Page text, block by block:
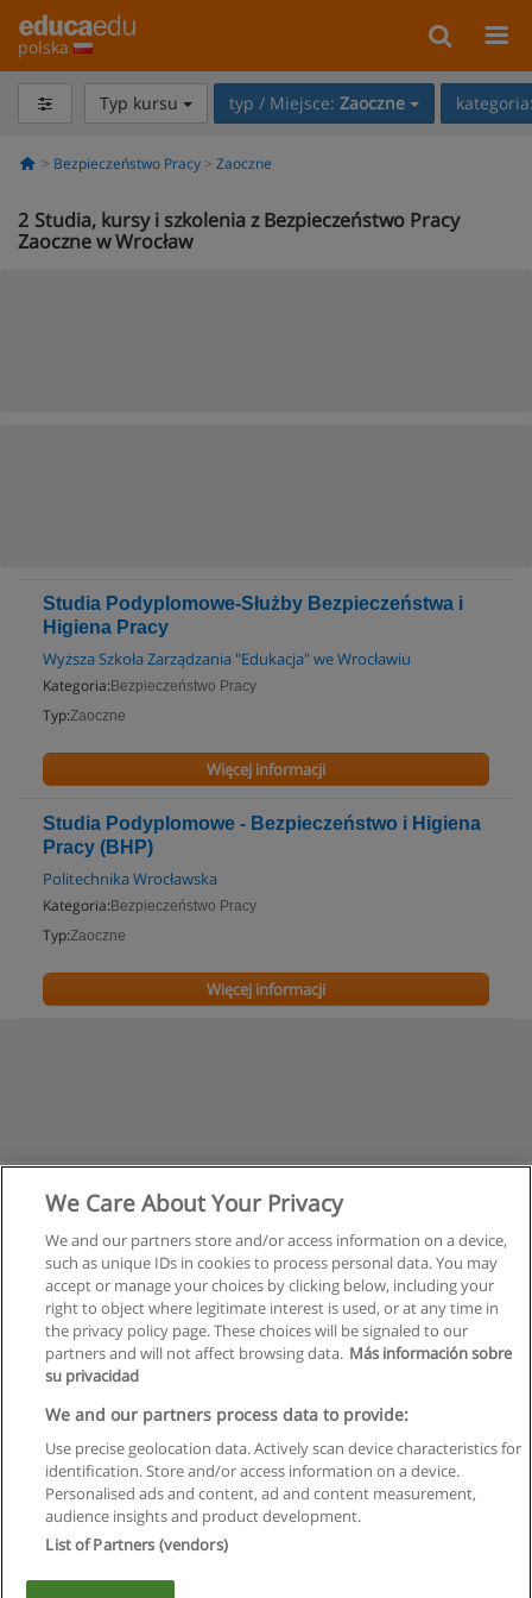
polska
Typ kursu typ / Miejsce: Zaoczne
Bezpieczeństwo Pracy Zaoczne
2 Studia, kursy i szkolenia z Bezpieczeństwo Pracy
Zaoczne w Wrocław
Studia Podyplomowe-Służby Bezpieczeństwa i
Higiena Pracy
Wyższa Szkoła Zarządzania "Edukacja" we Wrocławiu
Kategoria: Bezpieczeństwo Pracy
Typ:Zaoczne
Więcej informacji
Studia Podyplomowe - Bezpieczeństwo i Higiena
Pracy (BHP)
Politechnika Wrocławska
Kategoria: Bezpieczeństwo Pracy
Typ:Zaoczne
Więcej informacji
Regulamin
Polityka ochrony danych osobowych
Kontakt z Educaedu
Copyright © Educaedu Business S.L. - CIF : B-95610580: -
We Care About Your Privacy
We and our partners store and/or access information on a device,
such as unique IDs in cookies to process personal data. You may
accept or manage your choices by clicking below, including your
right to object where legitimate interest is used, or at any time in
the privacy policy page. These choices will be signaled to our
partners and will not affect browsing data. Más información sobre
su privacidad
We and our partners process data to provide:
Use precise geolocation data. Actively scan device characteristics for
identification. Store and/or access information on a device.
Personalised ads and content, ad and content measurement,
audience insights and product development.
List of Partners (vendors)